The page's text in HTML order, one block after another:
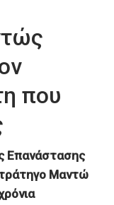
που
Επανάστασης
Μαντώ